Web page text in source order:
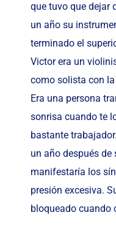
que tuvo que dejar
un año su
terminado el
Victor era un
como solista con
Era una persona
sonrisa cuando te
bastante
un año después de
manifestaría los
presión excesiva.
bloqueado cuando